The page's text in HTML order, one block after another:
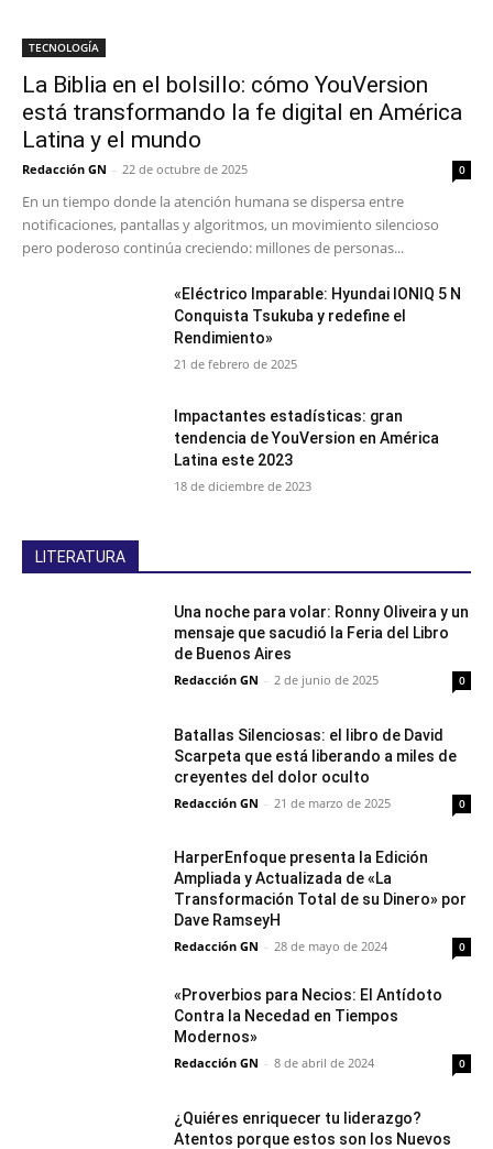
TECNOLOGÍA
La Biblia en el bolsillo: cómo YouVersion
está transformando la fe digital en América
Latina y el mundo
Redacción GN - 22 de octubre de 2025 0
En un tiempo donde la atención humana se dispersa entre
notificaciones, pantallas y algoritmos, un movimiento silencioso
pero poderoso continúa creciendo: millones de personas...
«Eléctrico Imparable: Hyundai IONIQ 5 N
Conquista Tsukuba y redefine el
Rendimiento»
21 de febrero de 2025
Impactantes estadísticas: gran
tendencia de YouVersion en América
Latina este 2023
18 de diciembre de 2023
LITERATURA
Una noche para volar: Ronny Oliveira y un
mensaje que sacudió la Feria del Libro
de Buenos Aires
Redacción GN - 2 de junio de 2025 0
Batallas Silenciosas: el libro de David
Scarpeta que está liberando a miles de
creyentes del dolor oculto
Redacción GN - 21 de marzo de 2025 0
HarperEnfoque presenta la Edición
Ampliada y Actualizada de «La
Transformación Total de su Dinero» por
Dave RamseyH
Redacción GN - 28 de mayo de 2024 0
«Proverbios para Necios: El Antídoto
Contra la Necedad en Tiempos
Modernos»
Redacción GN - 8 de abril de 2024 0
¿Quiéres enriquecer tu liderazgo?
Atentos porque estos son los Nuevos